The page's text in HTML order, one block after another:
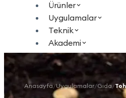
Ürünler
Uygulamalar
Teknik
Akademi
Giriş Yap İletişime
EN
Anasayfa/Uygulamalar/Gıda/